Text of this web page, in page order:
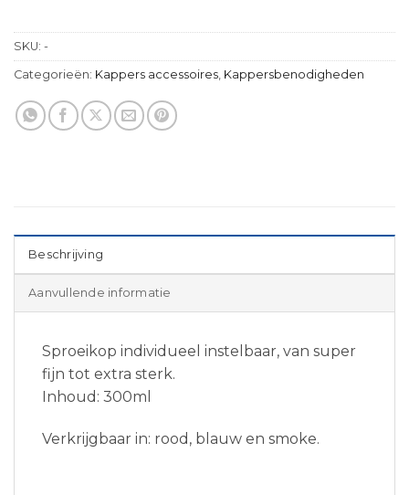
SKU: -
Categorieën: Kappers accessoires Kappersbenodigheden
Beschrijving
Aanvullende informatie
Sproeikop individueel instelbaar, van super
fijn tot extra sterk.
Inhoud: 300ml
Verkrijgbaar in: rood, blauw en smoke.